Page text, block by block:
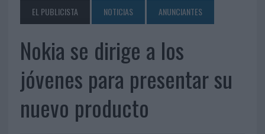
EL PUBLICISTA NOTICIAS ANUNCIANTES
Nokia se dirige a los
jóvenes para presentar su
nuevo producto